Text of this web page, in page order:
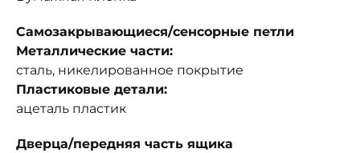
Самозакрывающиеся/сенсорные петли
Металлические части:
сталь, никелированное покрытие
Пластиковые детали:
ацеталь пластик
Дверца/передняя часть ящика